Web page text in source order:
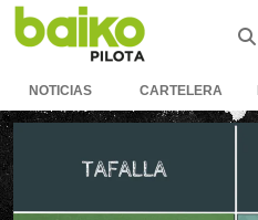
NOTICIAS CARTELERA